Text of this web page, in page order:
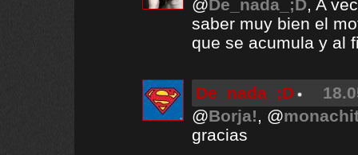
@De_nada_;D, A
saber muy bien el
que se acumula y al
De_nada_;D
@Borja!, @
gracias